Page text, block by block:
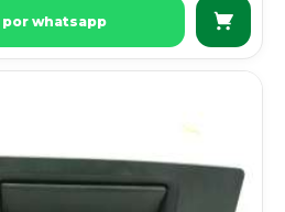
whatsapp